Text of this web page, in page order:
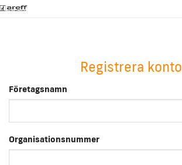
Skip
Registrera konto
Företagsnamn
Organisationsnummer